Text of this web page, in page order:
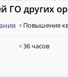
ГО других
Повышение
36 часов